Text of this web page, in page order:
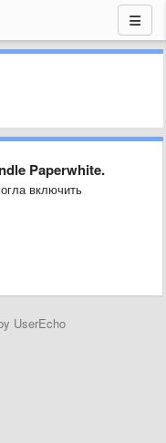
Paperwhite.
включить
UserEcho